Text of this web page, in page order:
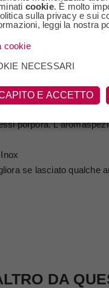
un secolo in grado di
al loro ritorno
da vitigni bordolesi:
come questo
porpora.
se lasciato qualche
DA
cookie. È molto
sulla privacy e sui
leggi la nostra
cookie
NECESSARI
E ACCETTO